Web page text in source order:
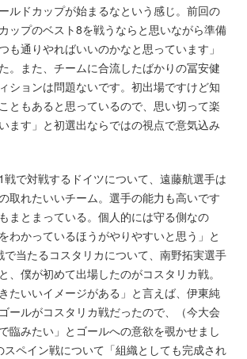
ルドカップが始まるなという感じ。前回の
ップのベスト8を戦うならと思いながら準備
も通りやればいいのかなと思っています」
。また、チームに合流したばかりの冨安健
ションは問題ないです。初出場ですけど知
ともあると思っているので、思い切って楽
ます」と初選出ならではの視点で意気込み
戦で対戦するドイツについて、遠藤航選手は
取れたいいチーム。選手の能力も高いです
まとまっている。個人的には守る側なの
わかっているほうがやりやすいと思う」と
で当たるコスタリカについて、南野拓実選手
、僕が初めて出場したのがコスタリカ戦。
たいいイメージがある」と言えば、伊東純
ールがコスタリカ戦だったので、（今大会
臨みたい」とゴールへの意欲を覗かせまし
スペイン戦について「組織としても完成され